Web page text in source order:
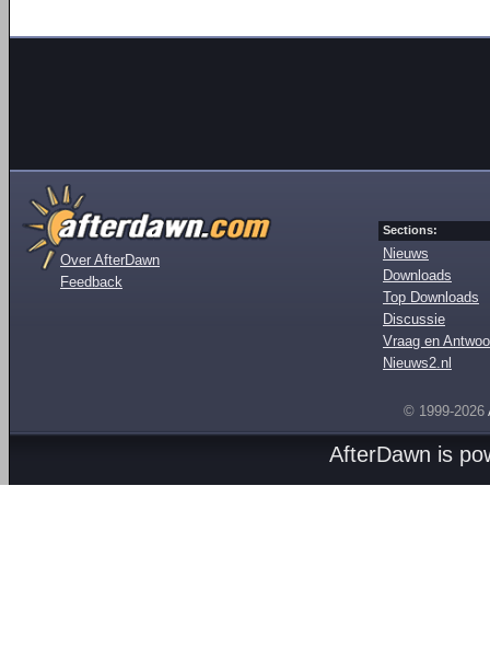
Over AfterDawn
Feedback
Sections:
Nieuws
Downloads
Top Downloads
Discussie
Vraag en
Nieuws2.nl
© 1999-2026
AfterDawn is